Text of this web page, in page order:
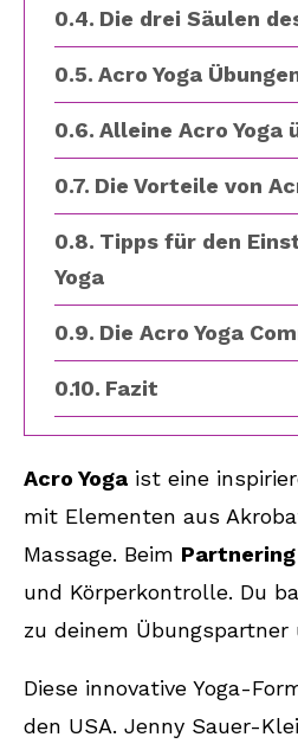
Die drei Säulen
Acro Yoga
Alleine Acro Yoga
Die Vorteile von
Tipps für den
Yoga
Die Acro Yoga
Fazit
FAQ
Was ist Acro Yoga?
Welche
Acro Yoga?
Aus welchen
Welche Übungen
Acro Yoga ist eine
mit Elementen aus
Massage. Beim Partnering
und Körperkontrolle. Du
zu deinem
Diese innovative Yoga-
den USA. Jenny Sauer-